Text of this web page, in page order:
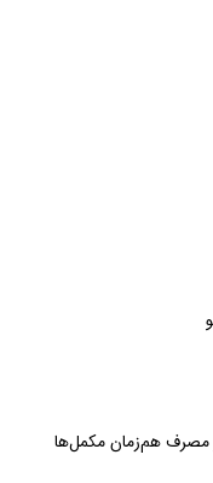
مصرف هم‌زمان مکمل‌ها